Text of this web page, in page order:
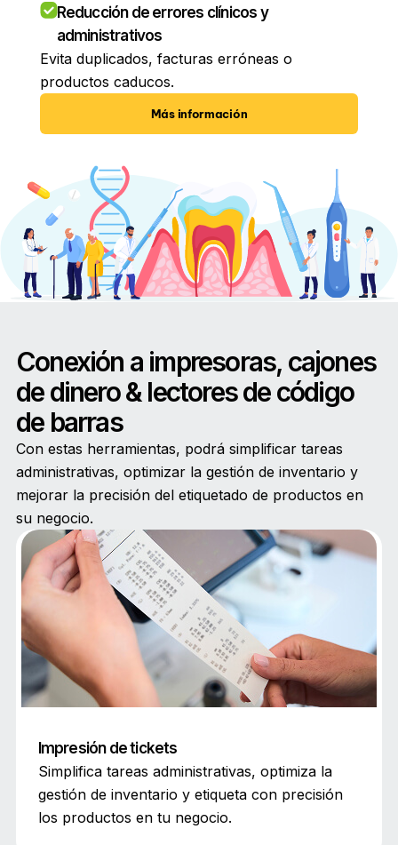
Reducción de errores clínicos y
administrativos
Evita duplicados, facturas erróneas o
productos caducos.
Más información
Conexión a impresoras, cajones
de dinero & lectores de código
de barras
Con estas herramientas, podrá simplificar tareas
administrativas, optimizar la gestión de inventario y
mejorar la precisión del etiquetado de productos en
su negocio.
Impresión de tickets
Simplifica tareas administrativas, optimiza la
gestión de inventario y etiqueta con precisión
los productos en tu negocio.